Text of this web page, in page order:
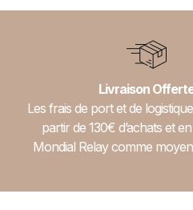
Livraison
Les frais de port et de
partir de 130€ d’achats et
Mondial Relay comme moyen